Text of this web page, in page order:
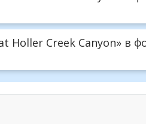
Creek Canyon» в